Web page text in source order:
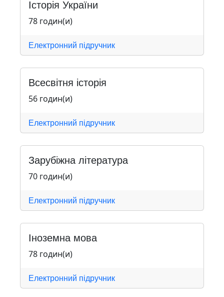
Історія України
78 годин(и)
Електронний підручник
Всесвітня історія
56 годин(и)
Електронний підручник
Зарубіжна література
70 годин(и)
Електронний підручник
Іноземна мова
78 годин(и)
Електронний підручник